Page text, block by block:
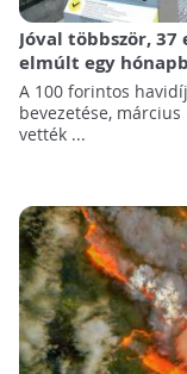
Jóval többször,
elmúlt egy
A 100 forintos
bevezetése,
vették ...